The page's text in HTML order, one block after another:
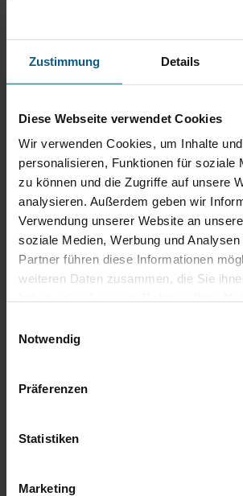
Zustimmung Details
Diese Webseite verwendet Cookies
Wir verwenden Cookies, um Inhalte
personalisieren, Funktionen für soziale
zu können und die Zugriffe auf unsere
analysieren. Außerdem geben wir
Verwendung unserer Website an
soziale Medien, Werbung und
Partner führen diese Informationen
weiteren Daten zusammen, die Sie
Notwendig
Präferenzen
Statistiken
Marketing
Volkswagen Zentrum Limburg Auto Bach
65549 Limburg
Fahrzeugnummer:
06536_NG
Fahrzeug anfragen
Anfrage als*
Vorname*
Nachname *
E-Mail *
Adresse,